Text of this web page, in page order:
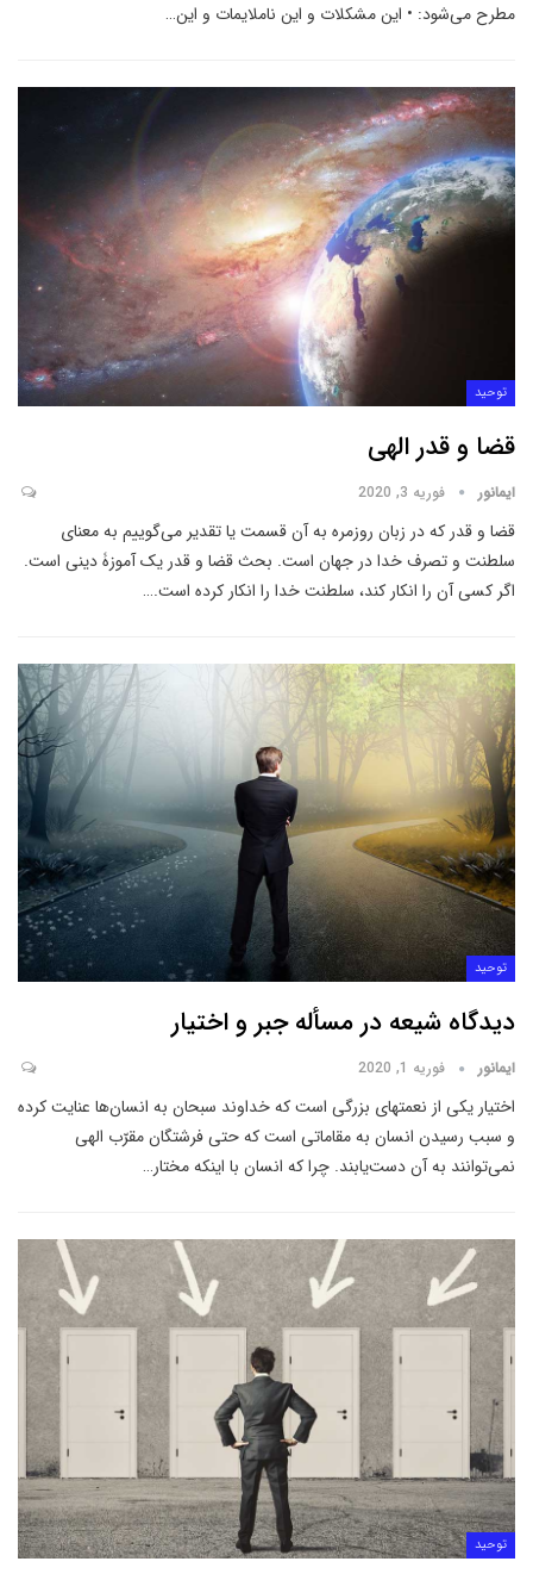
مطرح می‌شود: • این مشکلات و این ناملایمات و این…
توحید
قضا و قدر الهی
ایمانور فوریه 3, 2020
قضا و قدر که در زبان روزمره به آن قسمت یا تقدیر می‌‌‌گوییم به معنای
سلطنت و تصرف خدا در جهان است. بحث قضا و قدر یک آموزۀ دینی است.
اگر کسی آن را انکار کند، سلطنت خدا را انکار کرده است.…
توحید
دیدگاه شیعه در مسأله جبر و اختیار
ایمانور فوریه 1, 2020
اختیار یکی از نعمتهای بزرگی است که خداوند سبحان به انسان‌ها عنایت کرده
و سبب رسیدن انسان به مقاماتی است که حتی فرشتگان مقرّب الهی
نمی‌‌‌توانند به آن دست‌یابند. چرا که انسان با اینکه مختار…
توحید